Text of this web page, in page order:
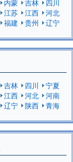
内蒙 吉林
四川
江苏 江西
河北
福建 贵州
辽宁
吉林 四川
宁夏
江西 河北
河南
辽宁 陕西
青海